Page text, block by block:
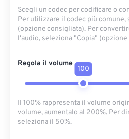
Scegli un codec per codificare o
Per utilizzare il codec più
(opzione consigliata). Per
l'audio, seleziona "Copia"
Regola il volume
100
Il 100% rappresenta il volume
volume, aumentalo al 200%. Per
seleziona il 50%.